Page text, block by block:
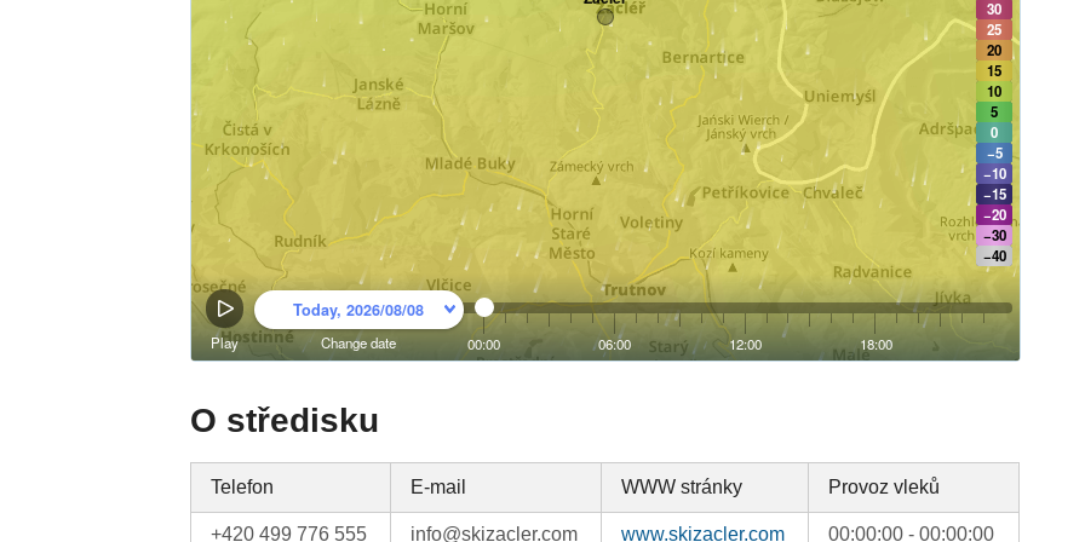
O středisku
Telefon E-mail WWW stránky Provoz vleků
+420 499 776 555 info@skizacler.com www.skizacler.com 00:00:00 - 00:00:00